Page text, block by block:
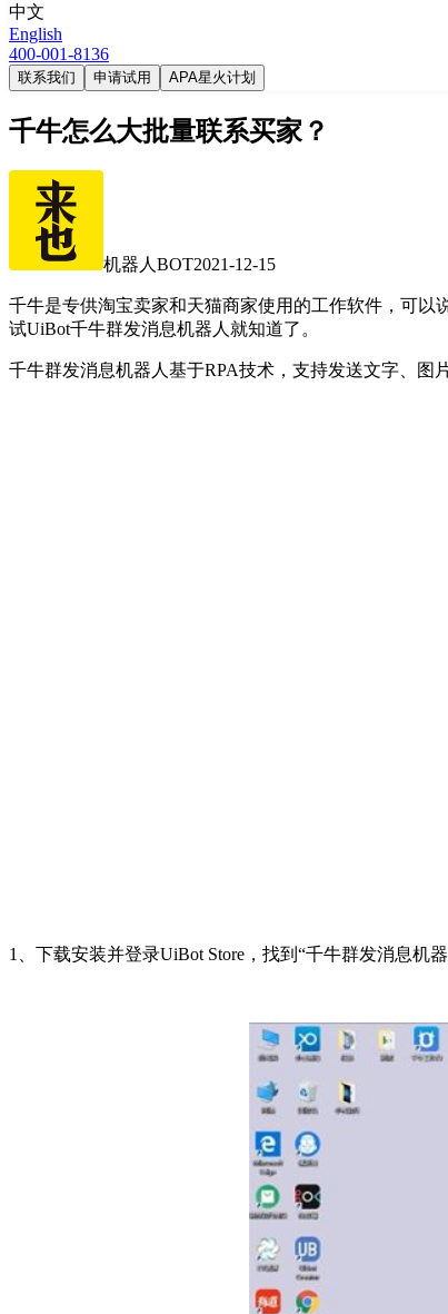
中文
English
400-001-8136
联系我们 申请试用 APA星火计划
千牛怎么大批量联系买家？
机器人BOT2021-12-15
千牛是专供淘宝卖家和天猫商家使用的工作软件，可
试UiBot千牛群发消息机器人就知道了。
千牛群发消息机器人基于RPA技术，支持发送文字、图
1、下载安装并登录UiBot Store，找到“千牛群发消息机